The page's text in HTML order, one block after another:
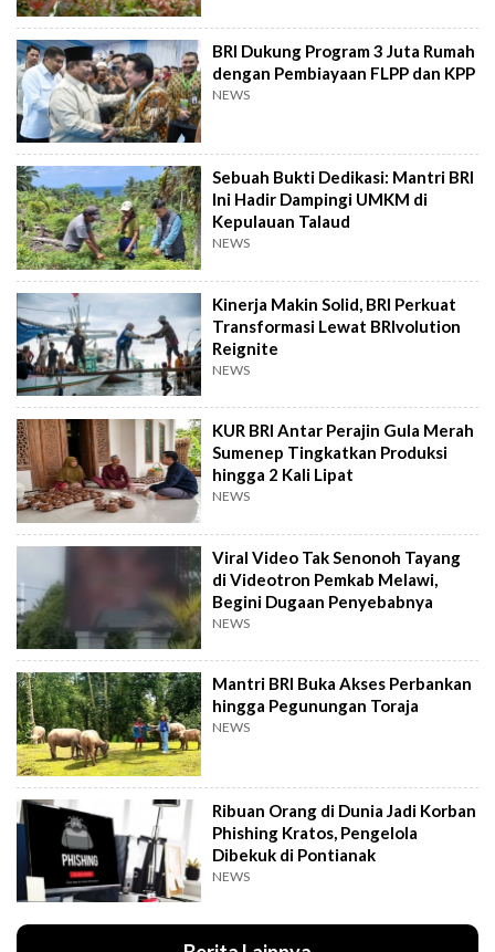
BRI Dukung Program 3 Juta Rumah
dengan Pembiayaan FLPP dan KPP
NEWS
Sebuah Bukti Dedikasi: Mantri BRI
Ini Hadir Dampingi UMKM di
Kepulauan Talaud
NEWS
Kinerja Makin Solid, BRI Perkuat
Transformasi Lewat BRIvolution
Reignite
NEWS
KUR BRI Antar Perajin Gula Merah
Sumenep Tingkatkan Produksi
hingga 2 Kali Lipat
NEWS
Viral Video Tak Senonoh Tayang
di Videotron Pemkab Melawi,
Begini Dugaan Penyebabnya
NEWS
Mantri BRI Buka Akses Perbankan
hingga Pegunungan Toraja
NEWS
Ribuan Orang di Dunia Jadi Korban
Phishing Kratos, Pengelola
Dibekuk di Pontianak
NEWS